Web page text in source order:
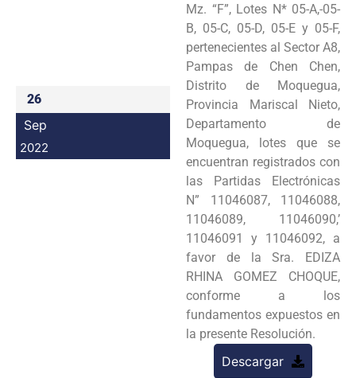
26
Sep
2022
Mz. “F”, Lotes N* 05-A,-05-
B, 05-C, 05-D, 05-E y 05-F,
pertenecientes al Sector A8,
Pampas de Chen Chen,
Distrito de Moquegua,
Provincia Mariscal Nieto,
Departamento de
Moquegua, lotes que se
encuentran registrados con
las Partidas Electrónicas
N” 11046087, 11046088,
11046089, 11046090,’
11046091 y 11046092, a
favor de la Sra. EDIZA
RHINA GOMEZ CHOQUE,
conforme a los
fundamentos expuestos en
la presente Resolución.
Descargar